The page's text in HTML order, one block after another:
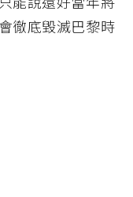
徹底毀滅巴黎時